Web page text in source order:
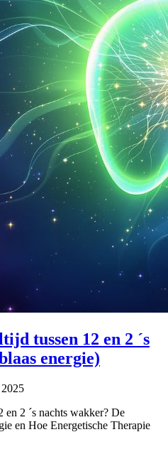
tussen 12 en 2 ´s
energie)
2 ´s nachts wakker? De
en Hoe Energetische Therapie